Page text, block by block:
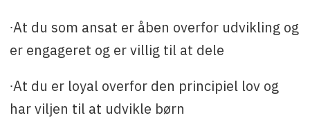
∙At du som ansat er åben overfor udvikling og
er engageret og er villig til at dele
∙At du er loyal overfor den principiel lov og
har viljen til at udvikle børn